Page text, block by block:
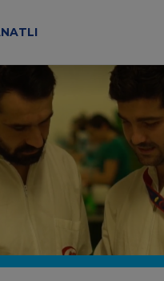
AŞILARI
HIZMETLERI